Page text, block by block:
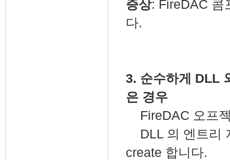
증상: FireDAC 콤
다.
3. 순수하게 DLL
은 경우
FireDAC 오프
DLL 의 엔트리
create 합니다.